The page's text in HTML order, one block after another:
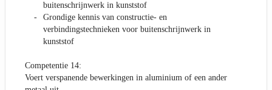
buitenschrijnwerk in kunststof
Grondige kennis van constructie- en
verbindingstechnieken voor buitenschrijnwerk in
kunststof
Competentie 14:
Voert verspanende bewerkingen in aluminium of een ander